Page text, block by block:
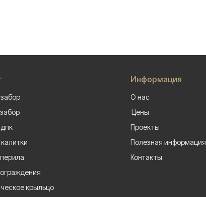
крыльцо
Информация
О нас
Цены
Проекты
Полезная информация
Контакты